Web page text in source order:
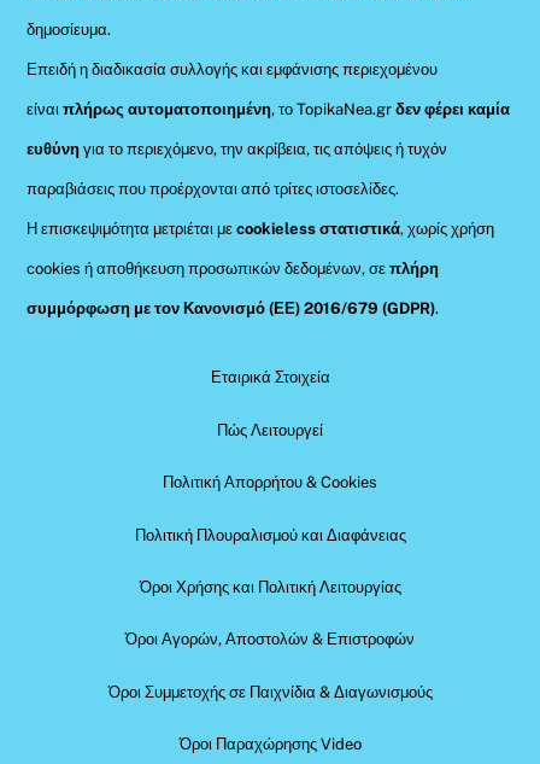
δημοσίευμα.
Επειδή η διαδικασία συλλογής και εμφάνισης περιεχομένου
είναιπλήρως αυτοματοποιημένη, το TopikaNea.grδεν φέρει καμία
ευθύνη για το περιεχόμενο, την ακρίβεια, τις απόψεις ή τυχόν
παραβιάσεις που προέρχονται από τρίτες ιστοσελίδες.
Η επισκεψιμότητα μετριέται μεcookieless στατιστικά, χωρίς χρήση
cookies ή αποθήκευση προσωπικών δεδομένων, σεπλήρη
συμμόρφωση με τον Κανονισμό (ΕΕ) 2016/679 (GDPR).
Εταιρικά Στοιχεία
Πώς Λειτουργεί
Πολιτική Απορρήτου & Cookies
Πολιτική Πλουραλισμού και Διαφάνειας
Όροι Χρήσης και Πολιτική Λειτουργίας
Όροι Αγορών, Αποστολών & Επιστροφών
Όροι Συμμετοχής σε Παιχνίδια & Διαγωνισμούς
Όροι Παραχώρησης Video